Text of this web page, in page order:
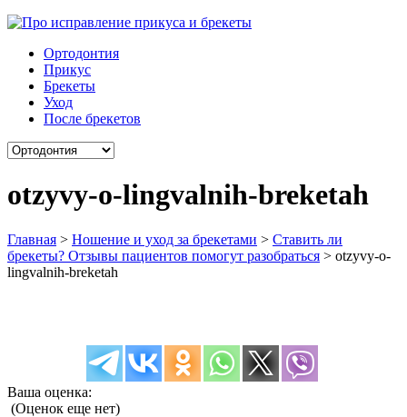
Ортодонтия
Прикус
Брекеты
Уход
После брекетов
otzyvy-o-lingvalnih-breketah
Главная > Ношение и уход за брекетами > Ставить ли
брекеты? Отзывы пациентов помогут разобраться > otzyvy-o-
lingvalnih-breketah
Ваша оценка:
(Оценок еще нет)